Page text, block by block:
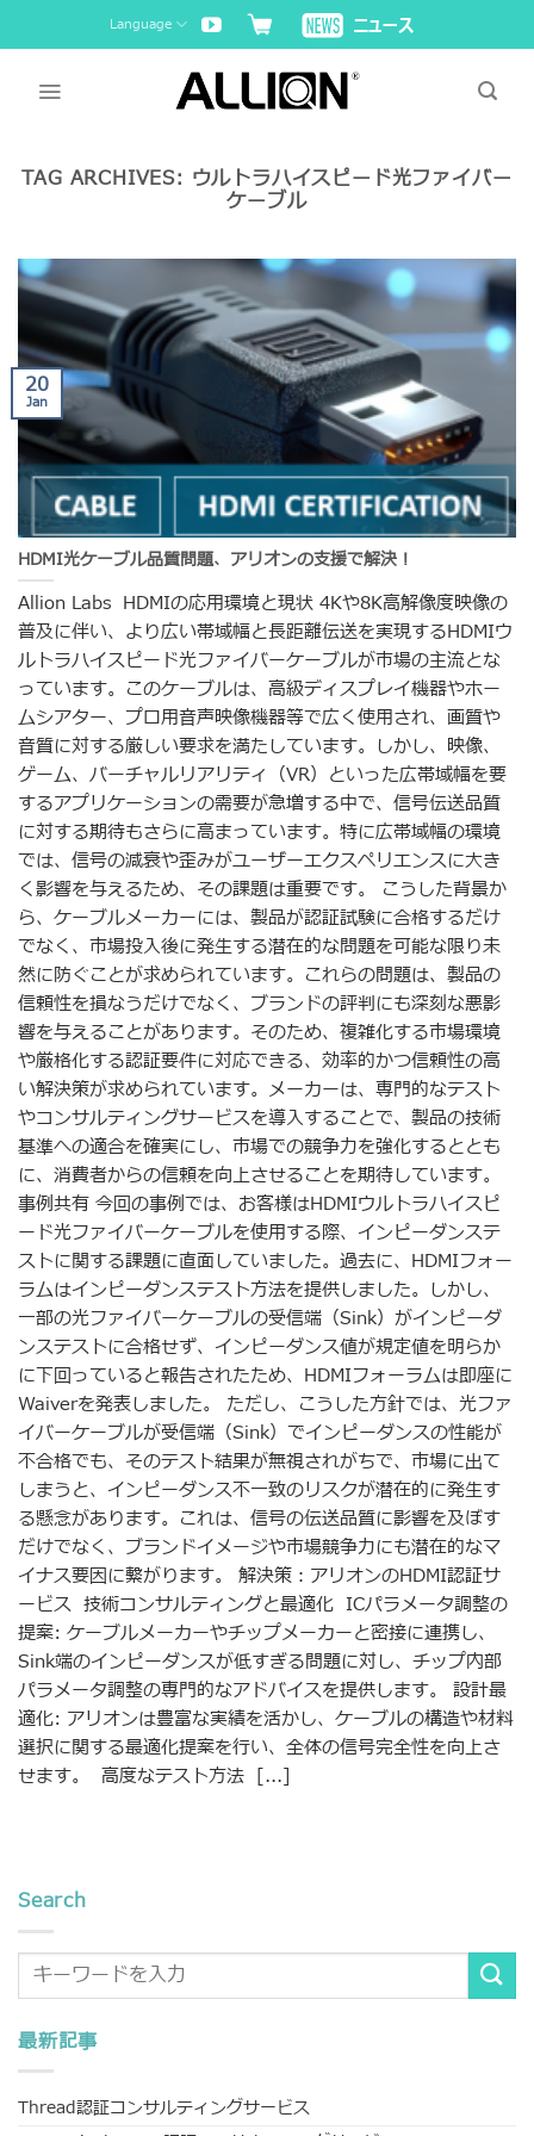
to
Language
TAG ARCHIVES: ウルトラハイスピード光ファイバー
ケーブル
HDMI光ケーブル品質問題、アリオンの支援で解決！
Allion Labs HDMIの応用環境と現状 4Kや8K高解像度映像の
普及に伴い、より広い帯域幅と長距離伝送を実現するHDMIウ
ルトラハイスピード光ファイバーケーブルが市場の主流とな
っています。このケーブルは、高級ディスプレイ機器やホー
ムシアター、プロ用音声映像機器等で広く使用され、画質や
音質に対する厳しい要求を満たしています。しかし、映像、
ゲーム、バーチャルリアリティ（VR）といった広帯域幅を要
するアプリケーションの需要が急増する中で、信号伝送品質
に対する期待もさらに高まっています。特に広帯域幅の環境
では、信号の減衰や歪みがユーザーエクスペリエンスに大き
く影響を与えるため、その課題は重要です。 こうした背景か
ら、ケーブルメーカーには、製品が認証試験に合格するだけ
でなく、市場投入後に発生する潜在的な問題を可能な限り未
然に防ぐことが求められています。これらの問題は、製品の
信頼性を損なうだけでなく、ブランドの評判にも深刻な悪影
響を与えることがあります。そのため、複雑化する市場環境
や厳格化する認証要件に対応できる、効率的かつ信頼性の高
い解決策が求められています。メーカーは、専門的なテスト
やコンサルティングサービスを導入することで、製品の技術
基準への適合を確実にし、市場での競争力を強化するととも
に、消費者からの信頼を向上させることを期待しています。
事例共有 今回の事例では、お客様はHDMIウルトラハイスピ
ード光ファイバーケーブルを使用する際、インピーダンステ
ストに関する課題に直面していました。過去に、HDMIフォー
ラムはインピーダンステスト方法を提供しました。しかし、
一部の光ファイバーケーブルの受信端（Sink）がインピーダ
ンステストに合格せず、インピーダンス値が規定値を明らか
に下回っていると報告されたため、HDMIフォーラムは即座に
Waiverを発表しました。 ただし、こうした方針では、光ファ
イバーケーブルが受信端（Sink）でインピーダンスの性能が
不合格でも、そのテスト結果が無視されがちで、市場に出て
しまうと、インピーダンス不一致のリスクが潜在的に発生す
る懸念があります。これは、信号の伝送品質に影響を及ぼす
だけでなく、ブランドイメージや市場競争力にも潜在的なマ
イナス要因に繋がります。 解決策：アリオンのHDMI認証サ
ービス 技術コンサルティングと最適化 ICパラメータ調整の
提案: ケーブルメーカーやチップメーカーと密接に連携し、
Sink端のインピーダンスが低すぎる問題に対し、チップ内部
パラメータ調整の専門的なアドバイスを提供します。 設計最
適化: アリオンは豊富な実績を活かし、ケーブルの構造や材料
選択に関する最適化提案を行い、全体の信号完全性を向上さ
せます。 高度なテスト方法 [...]
20
Jan
Search
最新記事
Thread認証コンサルティングサービス